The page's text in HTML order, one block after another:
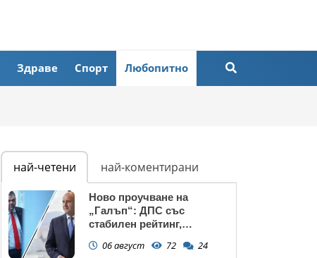
Здраве Спорт Любопитно
най-четени най-коментирани
Ново проучване на
„Галъп“: ДПС със
стабилен рейтинг,
запазва
06 август 72 24